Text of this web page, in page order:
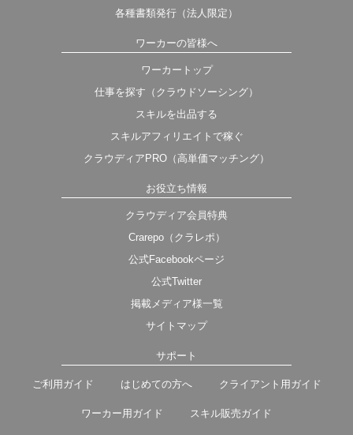
各種書類発行（法人限定）
ワーカーの皆様へ
ワーカートップ
仕事を探す（クラウドソーシング）
スキルを出品する
スキルアフィリエイトで稼ぐ
クラウディアPRO（高単価マッチング）
お役立ち情報
クラウディア会員特典
Crarepo（クラレポ）
公式Facebookページ
公式Twitter
掲載メディア様一覧
サイトマップ
サポート
ご利用ガイド はじめての方へ クライアント用ガイド
ワーカー用ガイド スキル販売ガイド